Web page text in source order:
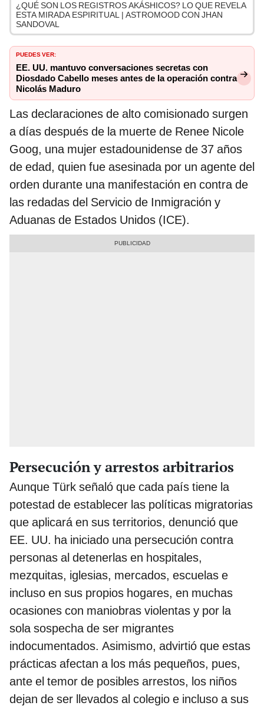
¿QUÉ SON LOS REGISTROS AKÁSHICOS? LO QUE REVELA
ESTA MIRADA ESPIRITUAL | ASTROMOOD CON JHAN
SANDOVAL
PUEDES VER:
EE. UU. mantuvo conversaciones secretas con
Diosdado Cabello meses antes de la operación contra
Nicolás Maduro
Las declaraciones de alto comisionado surgen
a días después de la muerte de Renee Nicole
Goog, una mujer estadounidense de 37 años
de edad, quien fue asesinada por un agente del
orden durante una manifestación en contra de
las redadas del Servicio de Inmigración y
Aduanas de Estados Unidos (ICE).
Persecución y arrestos arbitrarios
Aunque Türk señaló que cada país tiene la
potestad de establecer las políticas migratorias
que aplicará en sus territorios, denunció que
EE. UU. ha iniciado una persecución contra
personas al detenerlas en hospitales,
mezquitas, iglesias, mercados, escuelas e
incluso en sus propios hogares, en muchas
ocasiones con maniobras violentas y por la
sola sospecha de ser migrantes
indocumentados. Asimismo, advirtió que estas
prácticas afectan a los más pequeños, pues,
ante el temor de posibles arrestos, los niños
dejan de ser llevados al colegio e incluso a sus